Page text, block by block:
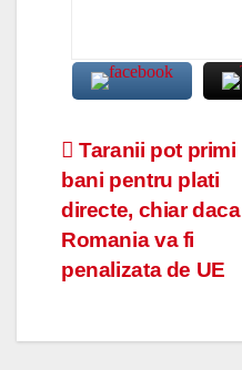
Navigare
în
articole
Taranii pot primi
bani pentru plati
directe, chiar daca
Romania va fi
penalizata de UE